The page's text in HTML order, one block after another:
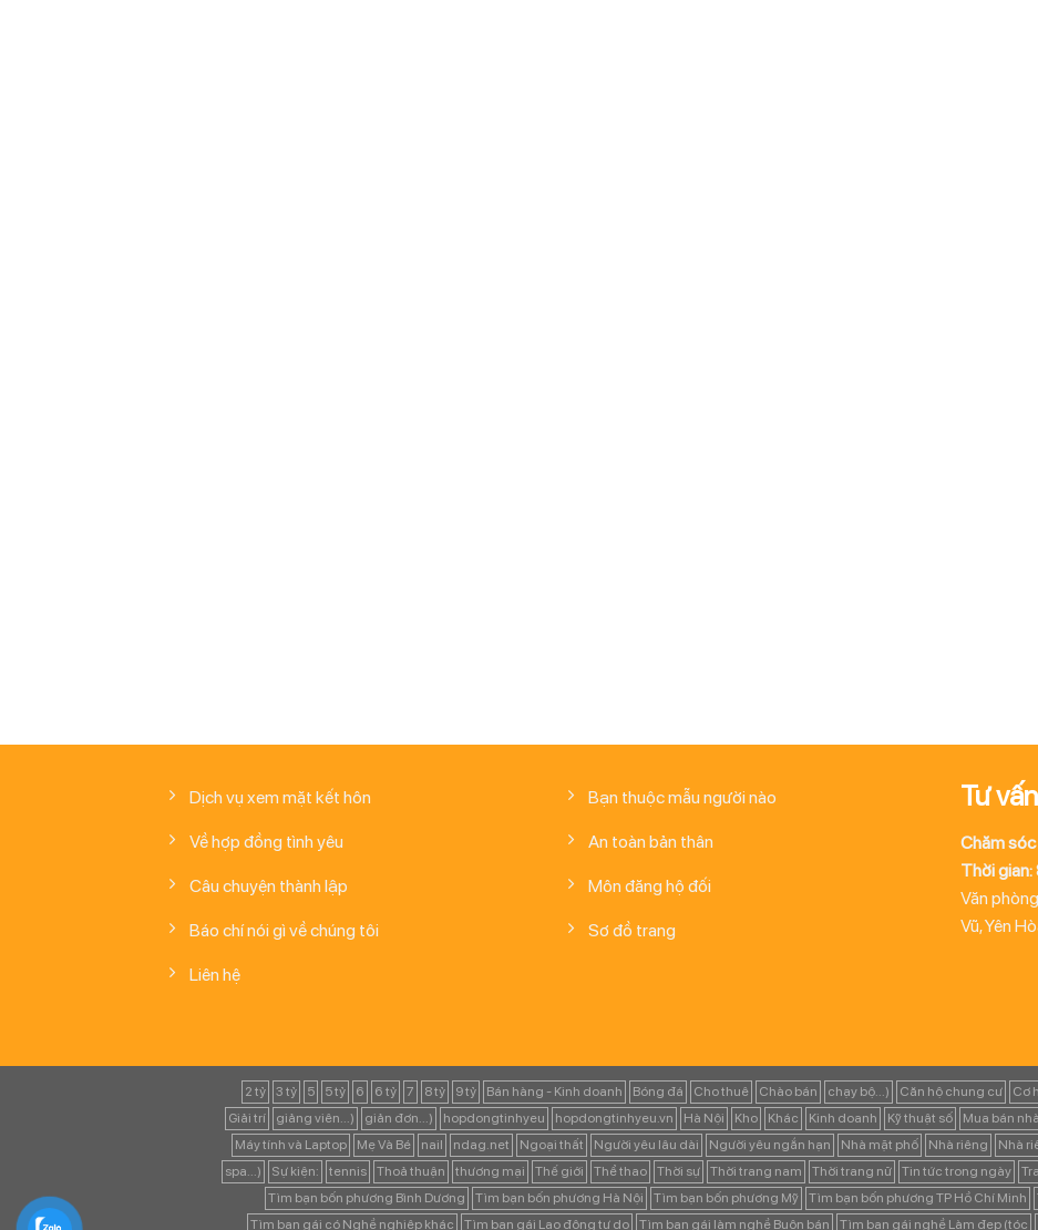
Dịch vụ xem mặt kết hôn
Về hợp đồng tình yêu
Câu chuyện thành lập
Báo chí nói gì về chúng tôi
Liên hệ
Bạn thuộc mẫu người nào
An toàn bản thân
Môn đăng hộ đối
Sơ đồ trang
Tư
Chăm
Thời
Văn
Vũ, Yên
2 tỷ 3 tỷ 5 5 tỷ 6 6 tỷ 7 8 tỷ 9 tỷ Bán hàng - Kinh doanh Bóng đá Cho thuê Chào bán chạy bộ...) Căn hộ chung cư Cơ
Giải trí
giảng viên...) giản đơn...) hopdongtinhyeu hopdongtinhyeu.vn Hà Nội Kho Khác Kinh doanh Kỹ thuật số Mua bán
Máy tính và Laptop
Mẹ Và Bé nail ndag.net Ngoại thất Người yêu lâu dài Người yêu ngắn hạn Nhà mặt phố Nhà riêng Nhà
spa...)
Sự kiện: tennis Thoả thuận thương mại Thế giới Thể thao Thời sự Thời trang nam Thời trang nữ Tin tức trong ngày
Tìm bạn bốn phương Bình Dương
Tìm bạn bốn phương Hà Nội Tìm bạn bốn phương Mỹ Tìm bạn bốn phương TP Hồ Chí Minh
Tìm bạn gái có Nghề nghiệp khác
Tìm bạn gái Lao động tự do Tìm bạn gái làm nghề Buôn bán Tìm bạn gái nghề Làm đẹp (tóc